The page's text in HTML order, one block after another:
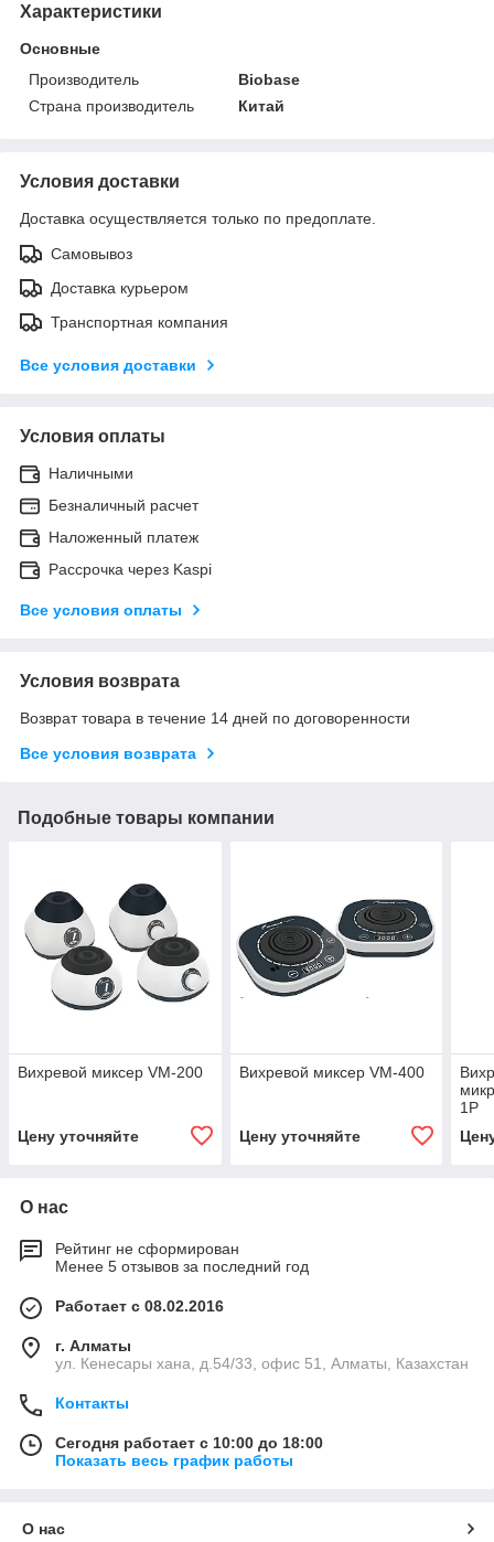
Характеристики
Основные
Производитель
Biobase
Страна производитель
Китай
Условия доставки
Доставка осуществляется только по предоплате.
Самовывоз
Доставка курьером
Транспортная компания
Все условия доставки
Условия оплаты
Наличными
Безналичный расчет
Наложенный платеж
Рассрочка через Kaspi
Все условия оплаты
Условия возврата
Возврат товара в течение 14 дней по договоренности
Все условия возврата
Подобные товары компании
Вихревой миксер VM-200
Цену уточняйте
Вихревой миксер VM-400
Цену уточняйте
1P
О нас
Рейтинг не сформирован
Менее 5 отзывов за последний год
Работает с 08.02.2016
г. Алматы
ул. Кенесары хана, д.54/33, офис 51, Алматы, Казахстан
Контакты
Сегодня работает с 10:00 до 18:00
Показать весь график работы
О нас